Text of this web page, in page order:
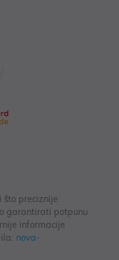
što preciznije
garantirati potpunu
informacije
nova-